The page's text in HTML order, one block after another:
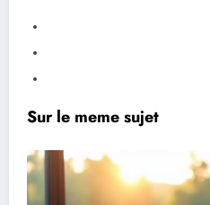
Sur le meme sujet